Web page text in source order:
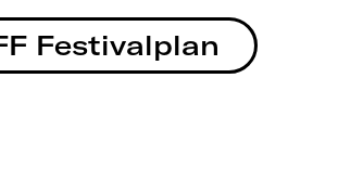
Festivalplan